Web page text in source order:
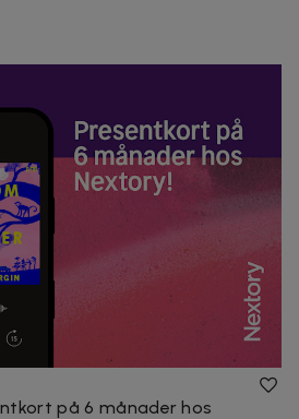
på 6 månader hos